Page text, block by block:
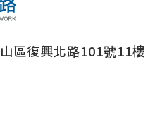
區復興北路101號11樓